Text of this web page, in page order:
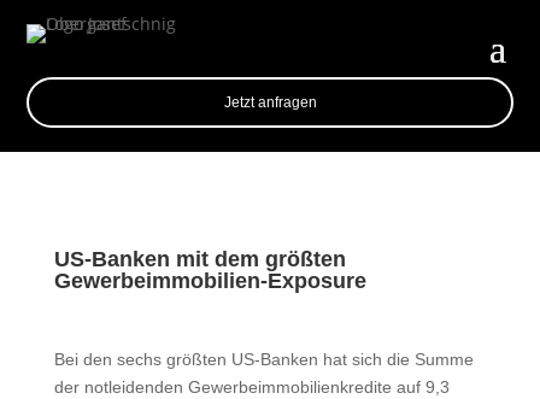
Jetzt anfragen
US-Banken mit dem größten
Gewerbeimmobilien-Exposure
Bei den sechs größten US-Banken hat sich die Summe
der notleidenden Gewerbeimmobilienkredite auf 9,3